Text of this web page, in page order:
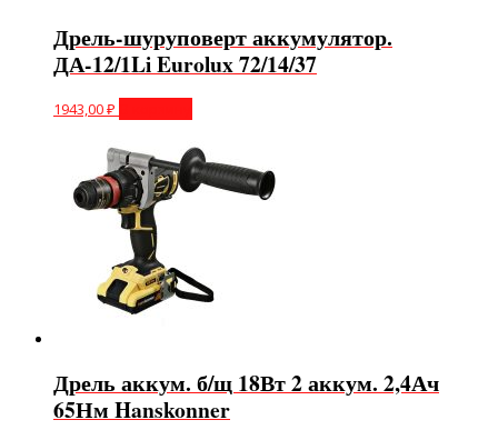
Дрель-шуруповерт аккумулятор.
ДА-12/1Li Eurolux 72/14/37
1943,00₽
Дрель аккум. б/щ 18Вт 2 аккум. 2,4Ач
65Нм Hanskonner